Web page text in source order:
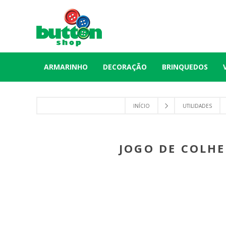
ARMARINHO DECORAÇÃO BRINQUEDOS
INÍCIO UTILIDADES
JOGO DE